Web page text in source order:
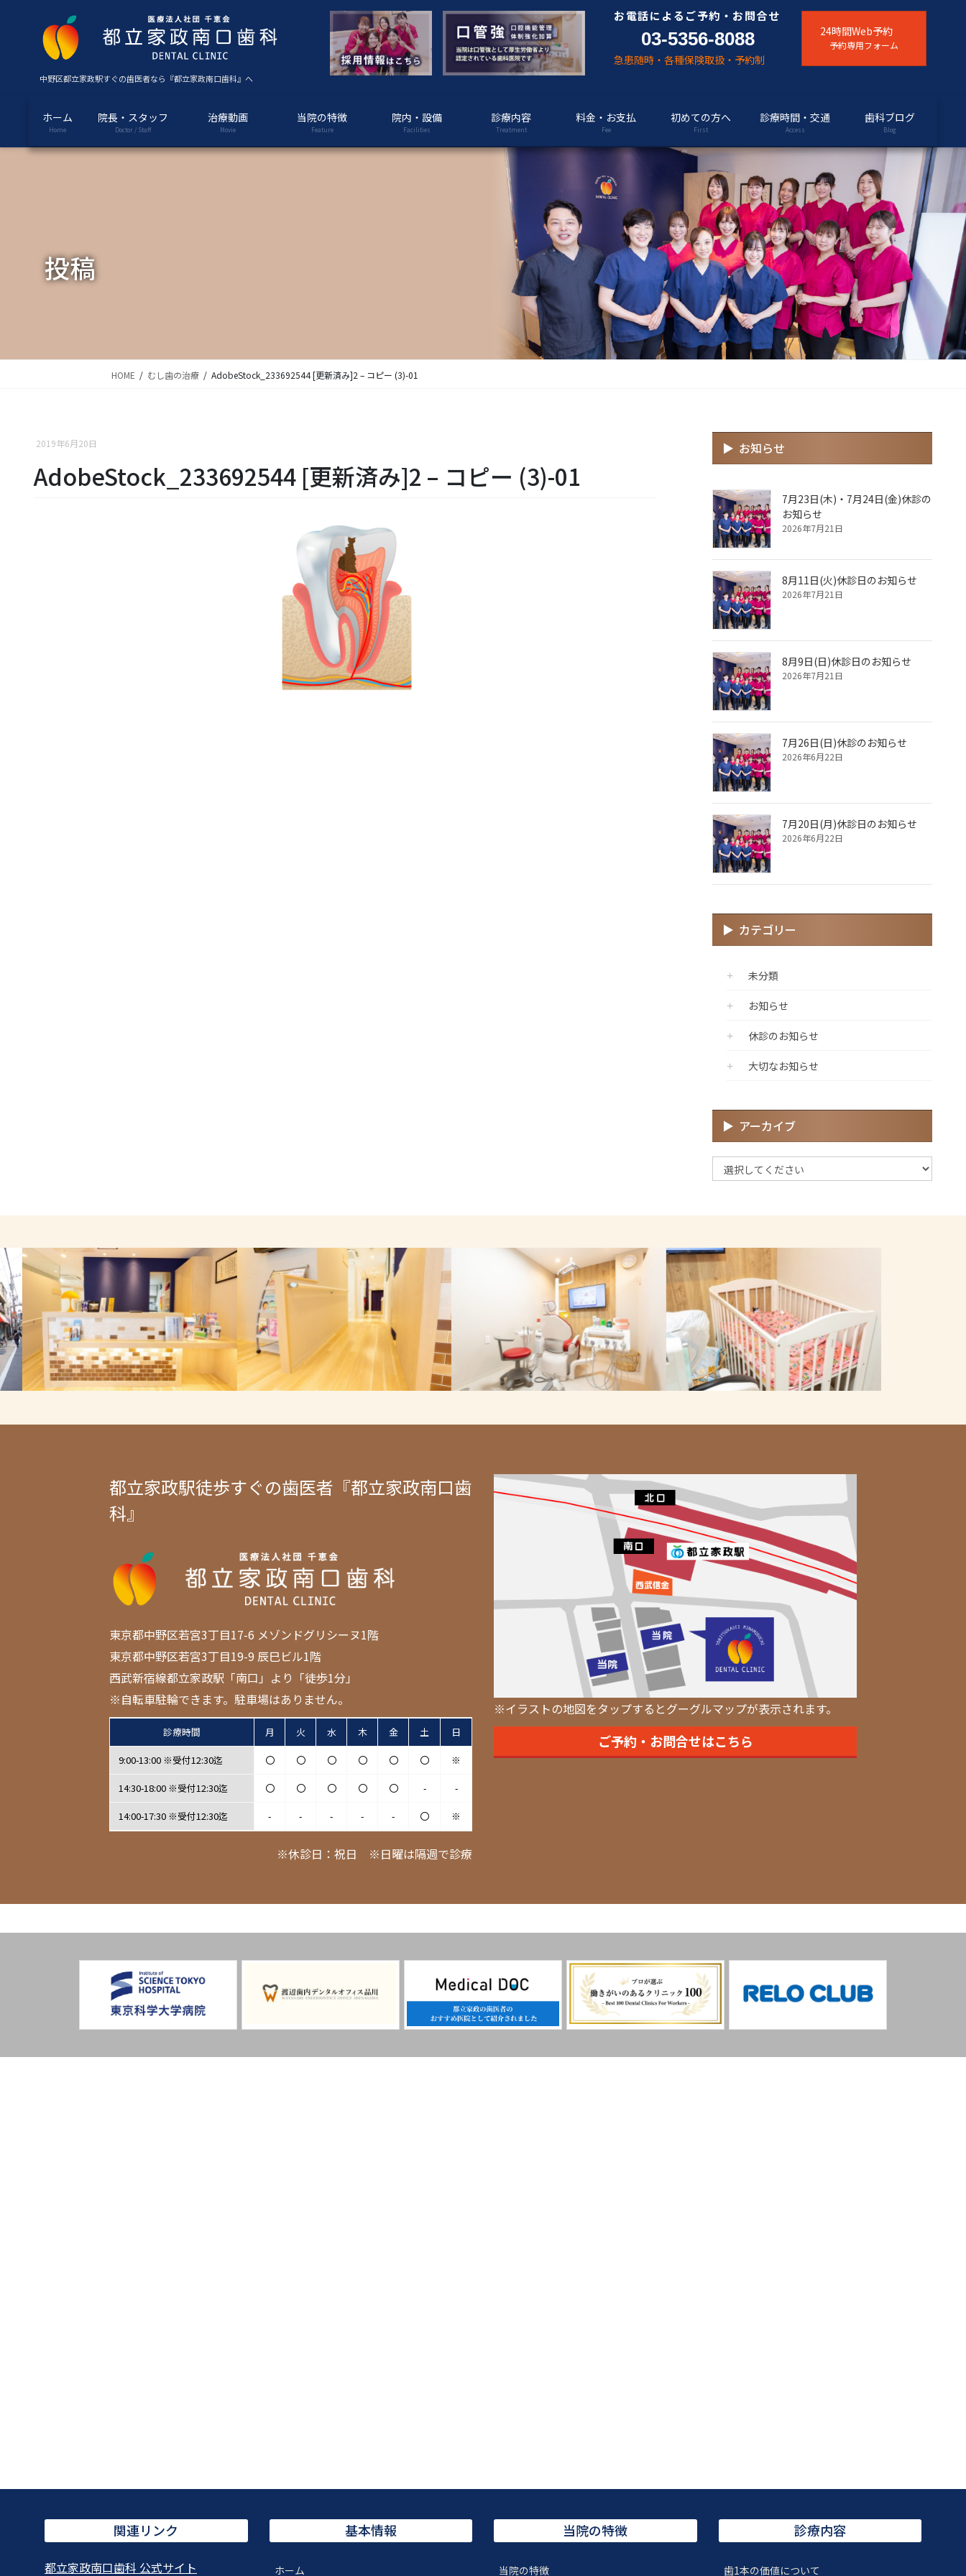
移
中野区都立家政駅すぐの歯医者なら『都立家政南口歯科』へ
お電話によるご予約・お問合せ
03-5356-8088
急患随時・各種保険取扱・予約制
24時間Web予約
予約専用フォーム
ホーム
Home
院長・スタッフ
Doctor / Staff
治療動画
Movie
当院の特徴
Feature
院内・設備
Facilities
診療内容
Treatment
料金・お支払
Fee
初めての方へ
First
診療時間・交通
Access
歯科ブログ
Blog
投稿
HOME むし歯の治療 AdobeStock_233692544 [更新済み]2 – コピー (3)-01
2019年6月20日
AdobeStock_233692544 [更新済み]2 – コピー (3)-01
お知らせ
7月23日(木)・7月24日(金)休診の
お知らせ
2026年7月21日
8月11日(火)休診日のお知らせ
2026年7月21日
8月9日(日)休診日のお知らせ
2026年7月21日
7月26日(日)休診のお知らせ
2026年6月22日
7月20日(月)休診日のお知らせ
2026年6月22日
カテゴリー
未分類
お知らせ
休診のお知らせ
大切なお知らせ
アーカイブ
都立家政駅徒歩すぐの歯医者『都立家政南口歯
科』
東京都中野区若宮3丁目17-6 メゾンドグリシーヌ1階
東京都中野区若宮3丁目19-9 辰巳ビル1階
西武新宿線都立家政駅「南口」より「徒歩1分」
※自転車駐輪できます。駐車場はありません。
診療時間 月 火 水 木 金 土 日
9:00-13:00 ※受付12:30迄 〇 〇 〇 〇 〇 〇 ※
14:30-18:00 ※受付12:30迄 〇 〇 〇 〇 〇 - -
14:00-17:30 ※受付12:30迄 - - - - - 〇 ※
※休診日：祝日 ※日曜は隔週で診療
※イラストの地図をタップするとグーグルマップが表示されます。
ご予約・お問合せはこちら
関連リンク
都立家政南口歯科 公式サイト
基本情報
ホーム
当院の特徴
当院の特徴
診療内容
歯1本の価値について